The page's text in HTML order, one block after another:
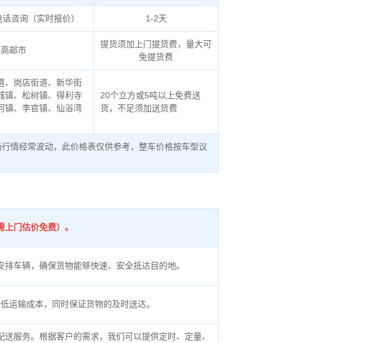
话咨询（实时报价） 1-2天
邮市
提货须加上门提货费，量大可
免提货费
、岗店街道、新华街
镇、松树镇、得利寺
镇、李官镇、仙浴湾
20个立方或5吨以上免费送
货，不足须加送货费
情经常波动，此价格表仅供参考，整车价格按车型议
门估价免费）。
车辆，确保货物能够快速、安全抵达目的地。
运输成本，同时保证货物的及时送达。
服务。根据客户的需求，我们可以提供定时、定量、